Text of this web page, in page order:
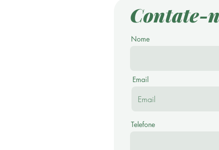
Contate-
Nome
Email
Telefone